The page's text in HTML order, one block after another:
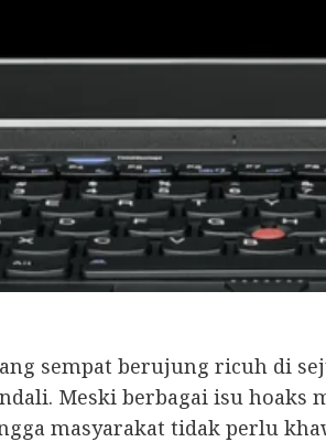
sempat berujung ricuh di
Meski berbagai isu
masyarakat tidak perlu